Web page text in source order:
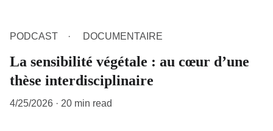
PODCAST DOCUMENTAIRE
La sensibilité végétale : au cœur d’une
thèse interdisciplinaire
4/25/2026 20 min read